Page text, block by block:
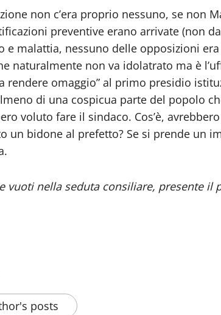
non c’era proprio nessuno, se non
preventive erano arrivate (non
e malattia, nessuno delle opposizioni
naturalmente non va idolatrato ma è
rendere omaggio” al primo presidio
di una cospicua parte del popolo
voluto fare il sindaco. Cos’è,
un bidone al prefetto? Se si prende un
vuoti nella seduta consiliare, presente il
posts